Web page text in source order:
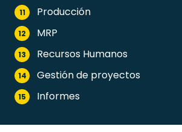
11 Producción
12 MRP
13 Recursos Humanos
14 Gestión de proyectos
15 Informes